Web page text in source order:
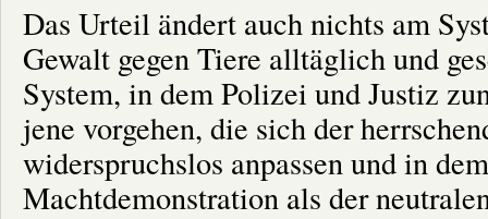
Das Urteil ändert auch nichts am
Gewalt gegen Tiere alltäglich und
System, in dem Polizei und Justiz
jene vorgehen, die sich der
widerspruchslos anpassen und in
Machtdemonstration als der